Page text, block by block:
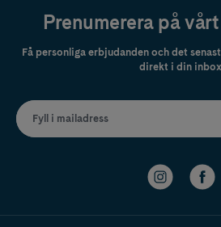
Prenumerera på
Få personliga erbjudanden och det
direkt i din
Fyll i mailadress